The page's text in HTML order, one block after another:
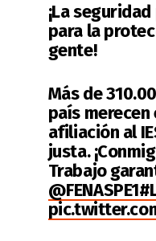
¡La
para la
gente!
Más de
país
afiliación al
justa.
Trabajo
@FENASPE1